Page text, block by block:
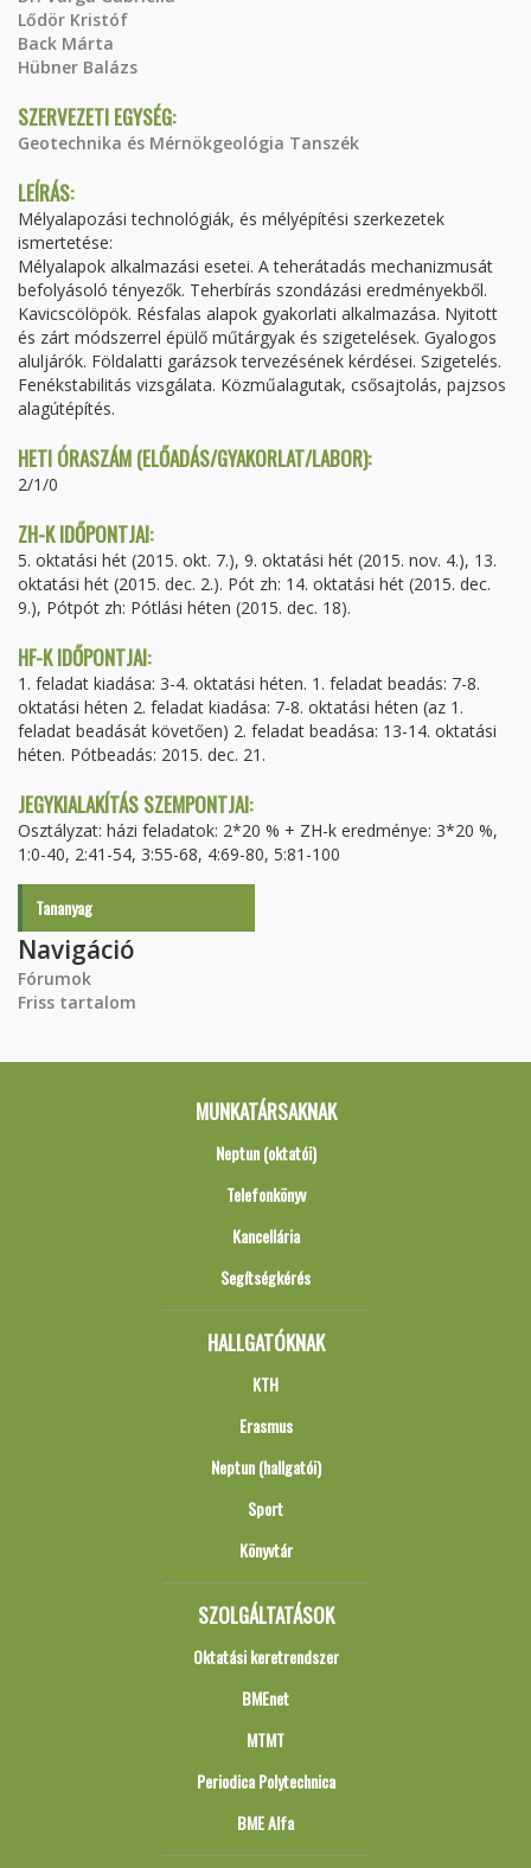
Lődör Kristóf
Back Márta
Hübner Balázs
SZERVEZETI EGYSÉG:
Geotechnika és Mérnökgeológia Tanszék
LEÍRÁS:
Mélyalapozási technológiák, és mélyépítési szerkezetek
ismertetése:
Mélyalapok alkalmazási esetei. A teherátadás mechanizmusát
befolyásoló tényezők. Teherbírás szondázási eredményekből.
Kavicscölöpök. Résfalas alapok gyakorlati alkalmazása. Nyitott
és zárt módszerrel épülő műtárgyak és szigetelések. Gyalogos
aluljárók. Földalatti garázsok tervezésének kérdései. Szigetelés.
Fenékstabilitás vizsgálata. Közműalagutak, csősajtolás, pajzsos
alagútépítés.
HETI ÓRASZÁM (ELŐADÁS/GYAKORLAT/LABOR):
2/1/0
ZH-K IDŐPONTJAI:
5. oktatási hét (2015. okt. 7.), 9. oktatási hét (2015. nov. 4.), 13.
oktatási hét (2015. dec. 2.). Pót zh: 14. oktatási hét (2015. dec.
9.), Pótpót zh: Pótlási héten (2015. dec. 18).
HF-K IDŐPONTJAI:
1. feladat kiadása: 3-4. oktatási héten. 1. feladat beadás: 7-8.
oktatási héten 2. feladat kiadása: 7-8. oktatási héten (az 1.
feladat beadását követően) 2. feladat beadása: 13-14. oktatási
héten. Pótbeadás: 2015. dec. 21.
JEGYKIALAKÍTÁS SZEMPONTJAI:
Osztályzat: házi feladatok: 2*20 % + ZH-k eredménye: 3*20 %,
1:0-40, 2:41-54, 3:55-68, 4:69-80, 5:81-100
Tananyag
Navigáció
Fórumok
Friss tartalom
MUNKATÁRSAKNAK
Neptun (oktatói)
Telefonkönyv
Kancellária
Segítségkérés
HALLGATÓKNAK
KTH
Erasmus
Neptun (hallgatói)
Sport
Könyvtár
SZOLGÁLTATÁSOK
Oktatási keretrendszer
BMEnet
MTMT
Periodica Polytechnica
BME Alfa